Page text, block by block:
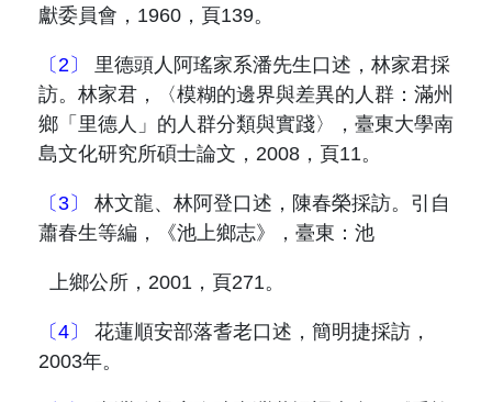
獻委員會， 1960 ，頁139。
〔2〕
里德頭人阿瑤家系潘先生口述，林家君採
訪。林家君，〈模糊的邊界與差異的人群：滿州
鄉「里德人」的人群分類與實踐〉，臺東大學南
島文化研究所碩士論文， 2008 ，頁11。
〔3〕
林文龍、林阿登口述，陳春榮採訪。引自
蕭春生等編，《池上鄉志》，臺東：池
上鄉公所， 2001 ，頁271。
〔4〕
花蓮順安部落耆老口述，簡明捷採訪，
2003年。